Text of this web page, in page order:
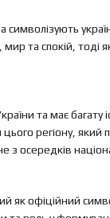
символізують
мир та спокій,
та має багату
регіону, який
осередків
як офіційний